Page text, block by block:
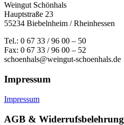
Weingut Schönhals
Hauptstraße 23
55234 Biebelnheim / Rheinhessen
Tel.: 0 67 33 / 96 00 – 50
Fax: 0 67 33 / 96 00 – 52
schoenhals@weingut-schoenhals.de
Impressum
Impressum
AGB & Widerrufsbelehrung